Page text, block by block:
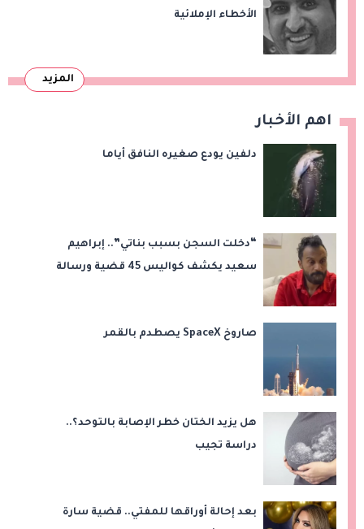
الأخطاء الإملائية
المزيد
اهم الأخبار
دلفين يودع صغيره النافق أياما
“دخلت السجن بسبب بناتي”.. إبراهيم
سعيد يكشف كواليس 45 قضية ورسالة
صاروخ SpaceX يصطدم بالقمر
هل يزيد الختان خطر الإصابة بالتوحد؟..
دراسة تجيب
بعد إحالة أوراقها للمفتي.. قضية سارة